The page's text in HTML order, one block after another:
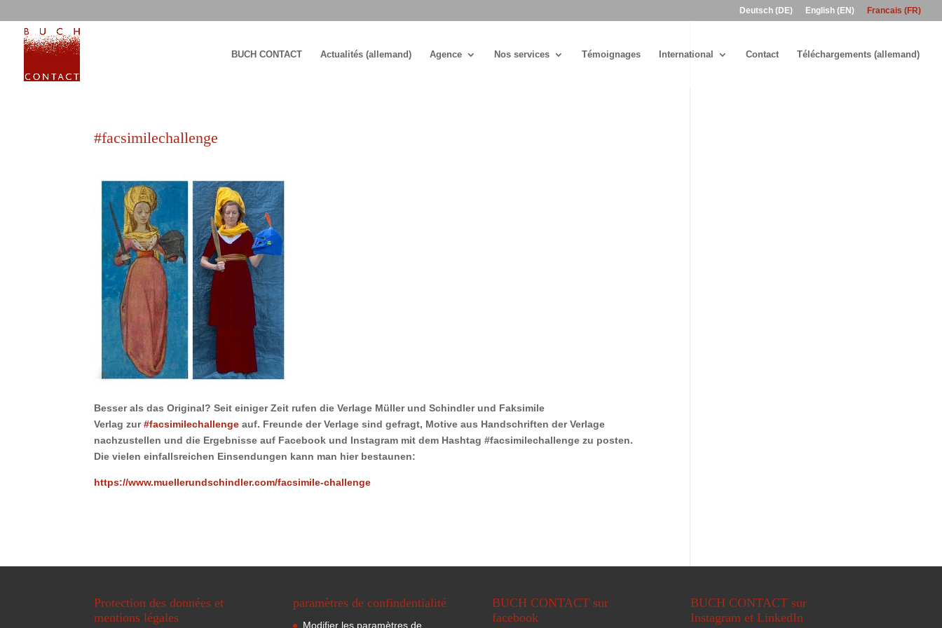
Deutsch (DE) English (EN) Francais (FR)
BUCH CONTACT Actualités (allemand) Agence Nos services Témoignages International Contact Téléchargements (allemand)
#facsimilechallenge
Besser als das Original? Seit einiger Zeit rufen die Verlage Müller und Schindler und Faksimile
Verlag zur#facsimilechallenge auf. Freunde der Verlage sind gefragt, Motive aus Handschriften der Verlage
nachzustellen und die Ergebnisse auf Facebook und Instagram mit dem Hashtag#facsimilechallenge zu posten.
Die vielen einfallsreichen Einsendungen kann man hier bestaunen:
https://www.muellerundschindler.com/facsimile-challenge
Protection des données et
mentions légales
paramètres de confindentialité
Modifier les paramètres de
BUCH CONTACT sur
facebook
BUCH CONTACT sur
Instagram et LinkedIn